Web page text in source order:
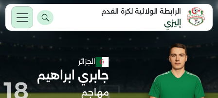
الرابطة الولائية لكرة القدم
إليزي
الجزائر
جابري ابراهيم
مهاجم 18